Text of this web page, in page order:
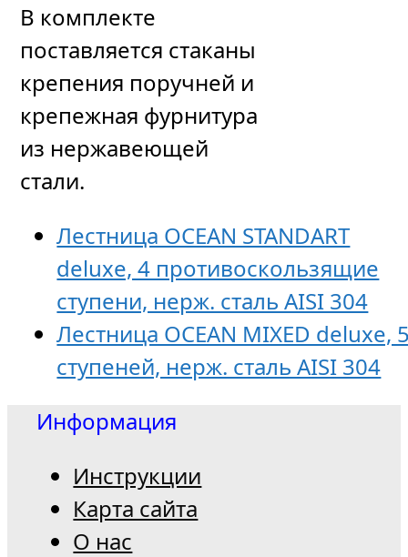
В комплекте
поставляется стаканы
крепения поручней и
крепежная фурнитура
из нержавеющей
стали.
Лестница OCEAN STANDART
deluxe, 4 противоскользящие
ступени, нерж. сталь AISI 304
Лестница OCEAN MIXED deluxe,
ступеней, нерж. сталь AISI 304
Информация
Инструкции
Карта сайта
О нас